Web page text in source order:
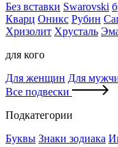
Без вставки Swarovski
Кварц Оникс Рубин
Хризолит Хрусталь
для кого
Для женщин Для
Все подвески
Подкатегории
Буквы Знаки зодиака